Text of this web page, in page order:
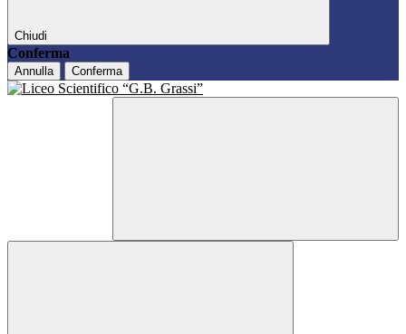
Chiudi
Conferma
Annulla Conferma